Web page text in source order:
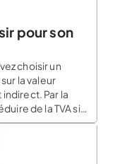
pour son
choisir un
sur la valeur
Par la
de la TVA si
choisir d’être
certaines